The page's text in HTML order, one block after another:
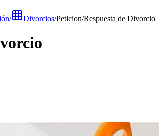
/ Divorcios/Peticion/Respuesta de Divorcio